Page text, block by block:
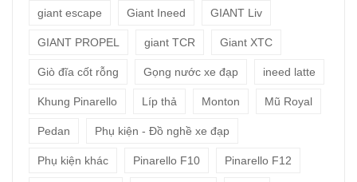
giant escape Giant Ineed GIANT Liv
GIANT PROPEL giant TCR Giant XTC
Giò đĩa cốt rỗng Gọng nước xe đạp ineed latte
Khung Pinarello Líp thả Monton Mũ Royal
Pedan Phụ kiện - Đồ nghề xe đạp
Phụ kiện khác Pinarello F10 Pinarello F12